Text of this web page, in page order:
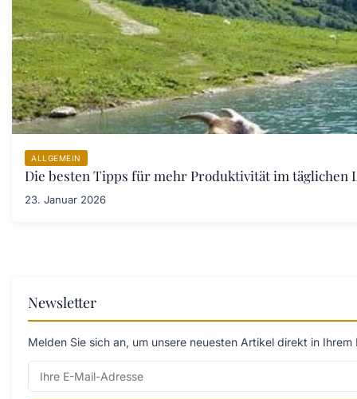
ALLGEMEIN
Die besten Tipps für mehr Produktivität im täglichen
23. Januar 2026
Newsletter
Melden Sie sich an, um unsere neuesten Artikel direkt in